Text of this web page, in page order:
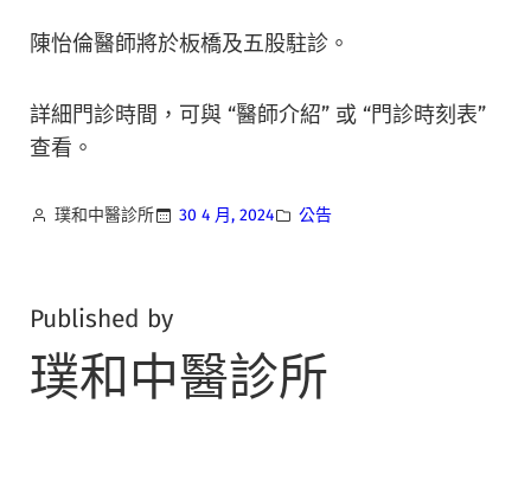
陳怡倫醫師將於板橋及五股駐診。
詳細門診時間，可與 “醫師介紹” 或 “門診時刻表”
查看。
璞和中醫診所 30 4 月, 2024 公告
Published by
璞和中醫診所